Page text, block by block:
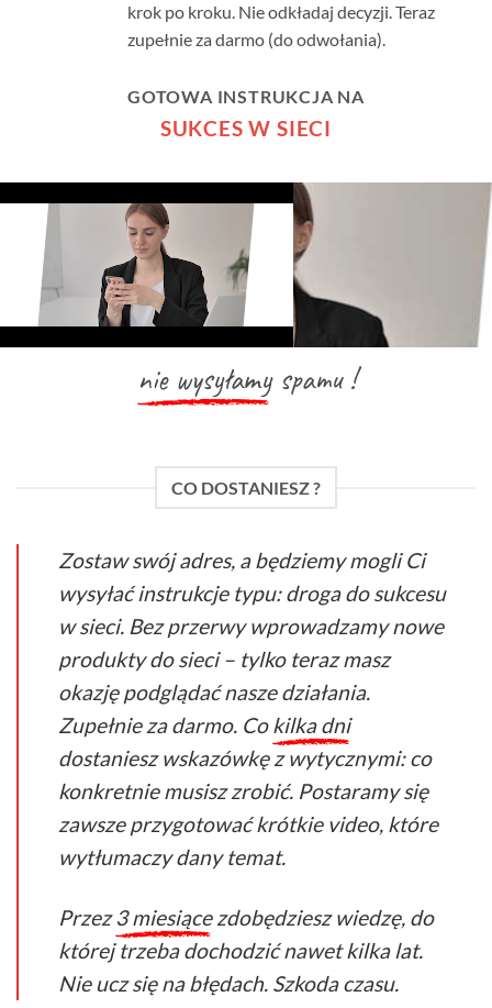
krok po kroku. Nie odkładaj decyzji. Teraz
zupełnie za darmo (do odwołania).
nie wysyłamyspamu !
GOTOWA INSTRUKCJA NA
SUKCES W SIECI
CO DOSTANIESZ ?
Zostaw swój adres, a będziemy mogli Ci
wysyłać instrukcje typu: droga do sukcesu
w sieci. Bez przerwy wprowadzamy nowe
produkty do sieci – tylko teraz masz
okazję podglądać nasze działania.
Zupełnie za darmo. Cokilka dni
dostaniesz wskazówkę z wytycznymi: co
konkretnie musisz zrobić. Postaramy się
zawsze przygotować krótkie video, które
wytłumaczy dany temat.
Przez3 miesiącezdobędziesz wiedzę, do
której trzeba dochodzić nawet kilka lat.
Nie ucz się na błędach. Szkoda czasu.